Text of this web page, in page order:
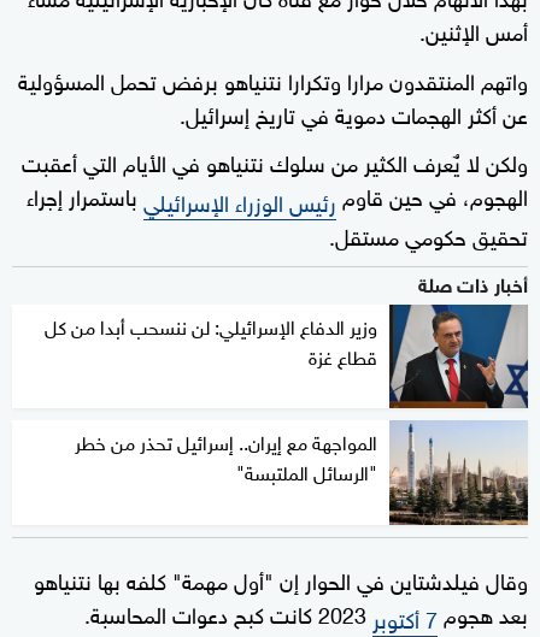
أمس الإثنين.
واتهم المنتقدون مرارا وتكرارا نتنياهو برفض تحمل المسؤولية
عن أكثر الهجمات دموية في تاريخ إسرائيل.
ولكن لا يٌعرف الكثير من سلوك نتنياهو في الأيام التي أعقبت
الهجوم، في حين قاومرئيس الوزراء الإسرائيليباستمرار إجراء
تحقيق حكومي مستقل.
أخبار ذات صلة
وزير الدفاع الإسرائيلي: لن ننسحب أبدا من كل
قطاع غزة
المواجهة مع إيران.. إسرائيل تحذر من خطر
"الرسائل الملتبسة"
وقال فيلدشتاين في الحوار إن "أول مهمة" كلفه بها نتنياهو
بعد هجوم7 أكتوبر